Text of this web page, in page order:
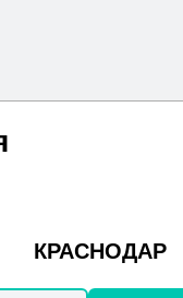
КРАСНОДАР